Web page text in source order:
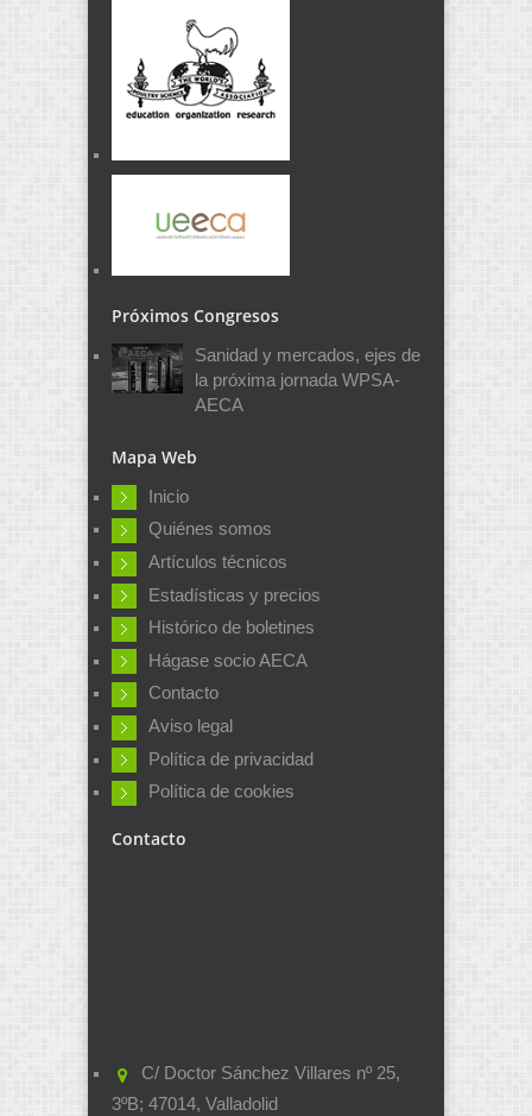
Próximos Congresos
Sanidad y mercados, ejes de
la próxima jornada WPSA-
AECA
Mapa Web
Inicio
Quiénes somos
Artículos técnicos
Estadísticas y precios
Histórico de boletines
Hágase socio AECA
Contacto
Aviso legal
Política de privacidad
Política de cookies
Contacto
C/ Doctor Sánchez Villares nº 25,
3ºB; 47014, Valladolid